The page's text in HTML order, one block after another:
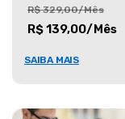
R$ 329,00/Mês
R$ 139,00/Mês
SAIBA MAIS